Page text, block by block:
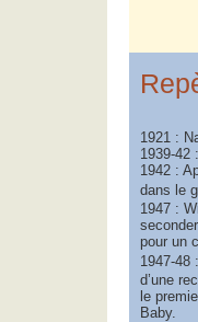
1921 :
1939-42
1942 :
dans le
1947 :
pour un
1947-48
d’une
le
Baby.